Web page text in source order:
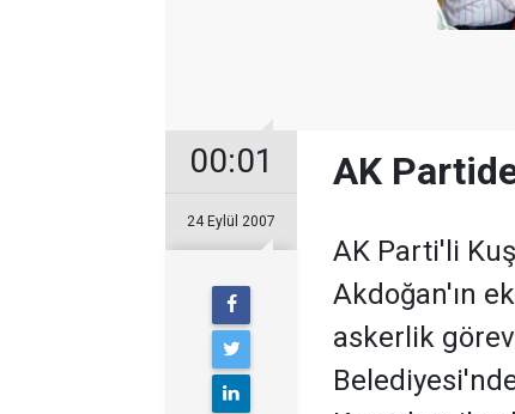
00:01
24 Eylül 2007
AK
AK Parti'li
Akdoğan'ın
askerlik